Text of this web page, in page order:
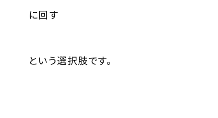
に回す
という選択肢です。